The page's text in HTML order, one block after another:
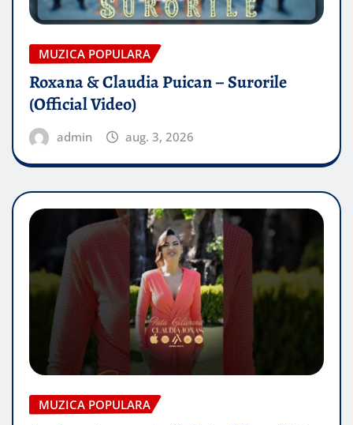
MUZICA POPULARA
Roxana & Claudia Puican – Surorile
(Official Video)
admin aug. 3, 2026
MUZICA POPULARA